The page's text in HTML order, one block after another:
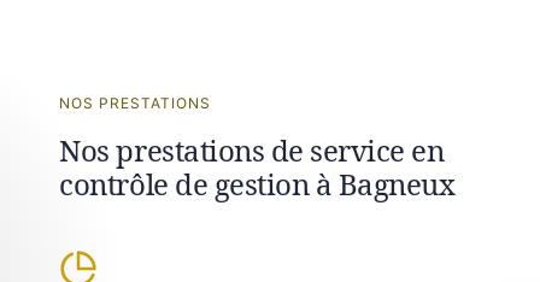
NOS PRESTATIONS
Nos prestations de service en
contrôle de gestion à Bagneux